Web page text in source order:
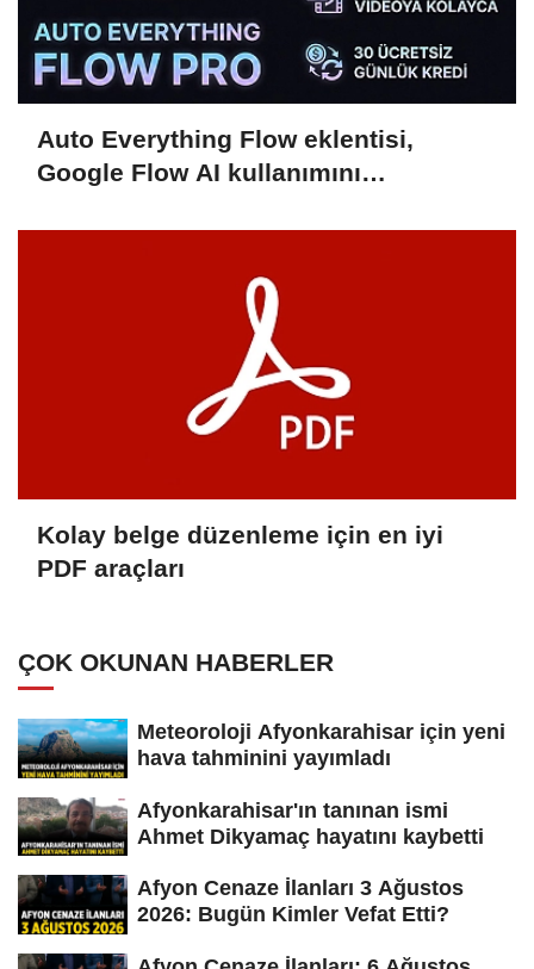
Auto Everything Flow eklentisi,
Google Flow AI kullanımını
Kolay belge düzenleme için en iyi
PDF araçları
ÇOK OKUNAN HABERLER
Meteoroloji Afyonkarahisar için yeni
hava tahminini yayımladı
Afyonkarahisar'ın tanınan ismi
Ahmet Dikyamaç hayatını kaybetti
Afyon Cenaze İlanları 3 Ağustos
2026: Bugün Kimler Vefat Etti?